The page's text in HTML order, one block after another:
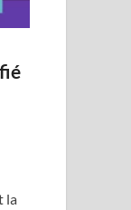
la